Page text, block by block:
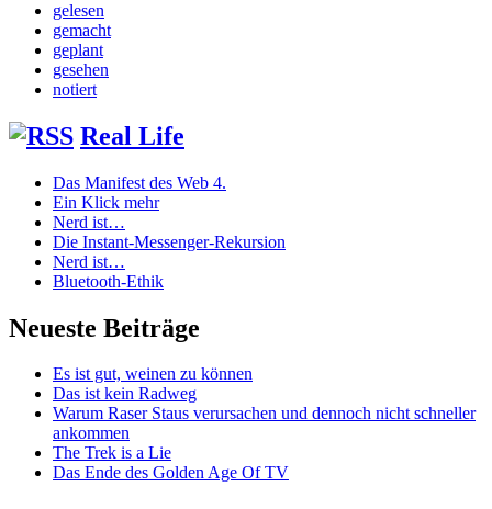
gelesen
gemacht
geplant
gesehen
notiert
Real Life
Das Manifest des Web 4.
Ein Klick mehr
Nerd ist…
Die Instant-Messenger-Rekursion
Nerd ist…
Bluetooth-Ethik
Neueste Beiträge
Es ist gut, weinen zu können
Das ist kein Radweg
Warum Raser Staus verursachen und dennoch nicht schneller
ankommen
The Trek is a Lie
Das Ende des Golden Age Of TV